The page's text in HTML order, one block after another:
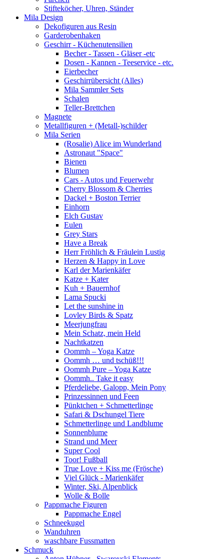
Stifteköcher, Uhren, Ständer
Mila Design
Dekofiguren aus Resin
Garderobenhaken
Geschirr - Küchenutensilien
Becher - Tassen - Gläser -etc
Dosen - Kannen - Teeservice - etc.
Eierbecher
Geschirrübersicht (Alles)
Mila Sammler Sets
Schalen
Teller-Brettchen
Magnete
Metallfiguren + (Metall-)schilder
Mila Serien
(Rosalie) Alice im Wunderland
Astronaut "Space"
Bienen
Blumen
Cars - Autos und Feuerwehr
Cherry Blossom & Cherries
Dackel + Boston Terrier
Einhorn
Elch Gustav
Eulen
Grey Stars
Have a Break
Herr Fröhlich & Fräulein Lustig
Herzen & Happy in Love
Karl der Marienkäfer
Katze + Kater
Kuh + Bauernhof
Lama Spucki
Let the sunshine in
Lovley Birds & Spatz
Meerjungfrau
Mein Schatz, mein Held
Nachtkatzen
Oommh – Yoga Katze
Oommh … und tschüß!!!
Oommh Pure – Yoga Katze
Oommh.. Take it easy
Pferdeliebe, Galopp, Mein Pony
Prinzessinnen und Feen
Pünktchen + Schmetterlinge
Safari & Dschungel Tiere
Schmetterlinge und Landblume
Sonnenblume
Strand und Meer
Super Cool
Toor! Fußball
True Love + Kiss me (Frösche)
Viel Glück - Marienkäfer
Winter, Ski, Alpenblick
Wolle & Bolle
Pappmache Figuren
Pappmache Engel
Schneekugel
Wanduhren
waschbare Fussmatten
Schmuck